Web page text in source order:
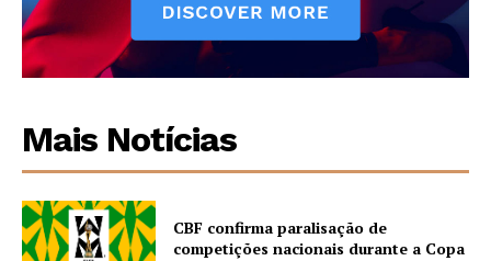
Mais Notícias
CBF confirma paralisação de
competições nacionais durante a Copa